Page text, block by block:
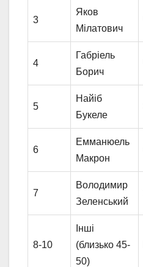
3
Яков
Мілатович
4
Габріель
Борич
5
Найіб
Букеле
6
Емманюель
Макрон
7
Володимир
Зеленський
8-10
Інші
(близько 45-
50)